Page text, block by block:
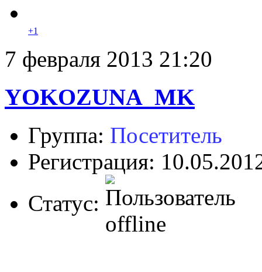
+1
7 февраля 2013 21:20
YOKOZUNA_MK
Группа: Посетитель
Регистрация:
Статус: